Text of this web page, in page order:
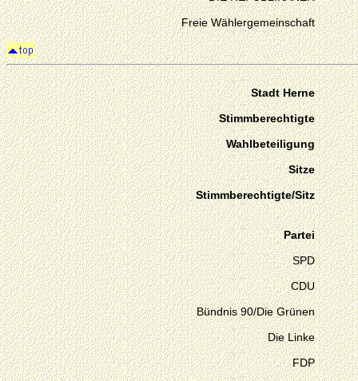
Freie Wählergemeinschaft
Stadt Herne
Stimmberechtigte
Wahlbeteiligung
Sitze
Stimmberechtigte/Sitz
Partei
SPD
CDU
Bündnis 90/Die Grünen
Die Linke
FDP